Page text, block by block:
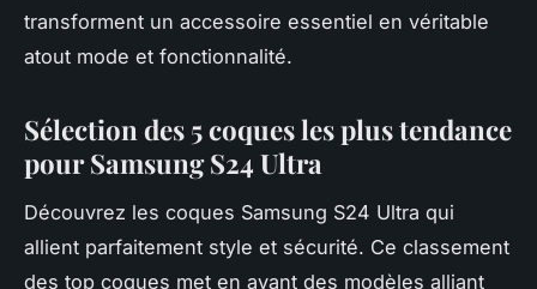
transforment un accessoire essentiel en véritable
atout mode et fonctionnalité.
Sélection des 5 coques les plus tendance
pour Samsung S24 Ultra
Découvrez les coques Samsung S24 Ultra qui
allient parfaitement style et sécurité. Ce classement
des top coques met en avant des modèles alliant